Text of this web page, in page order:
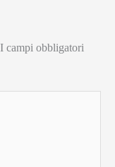
I campi obbligatori